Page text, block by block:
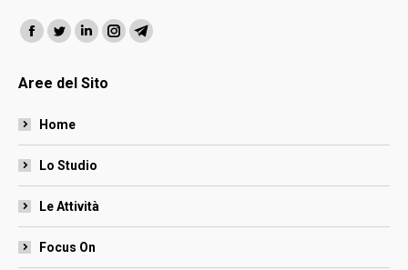
Ci puoi trovare su:
Facebook
opens
new
window
Twitter
opens
window
Linkedin
opens
window
InstagramTelegram
Aree del Sito
Home
Lo Studio
Le Attività
Focus On